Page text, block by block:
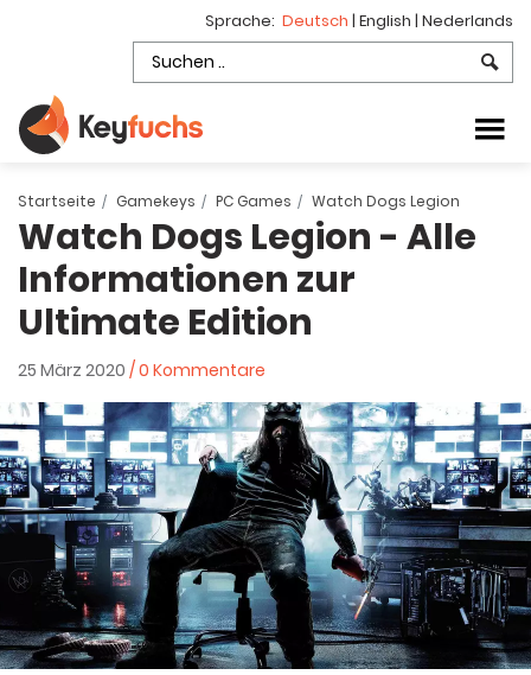
Sprache: Deutsch | English | Nederlands
Startseite Gamekeys PC Games Watch Dogs Legion
Watch Dogs Legion - Alle
Informationen zur
Ultimate Edition
25 März 2020 / 0 Kommentare